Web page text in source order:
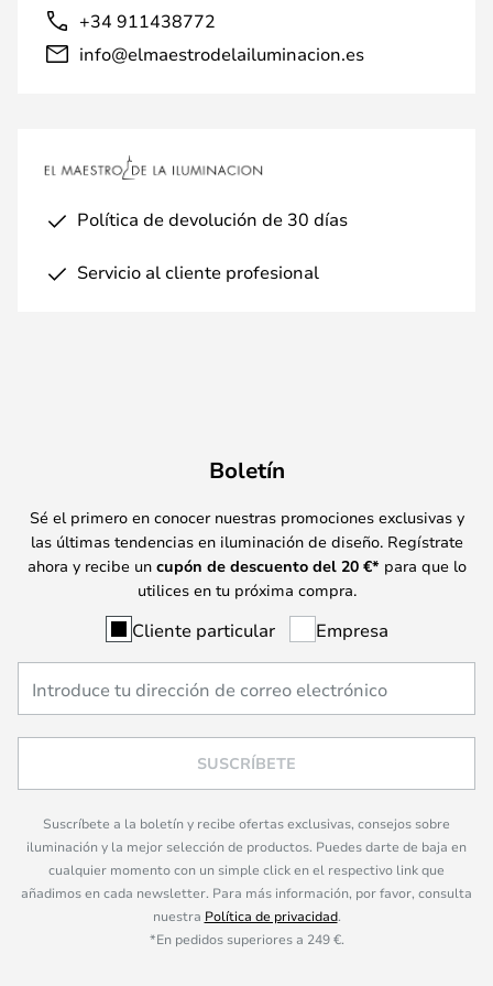
+34 911438772
info@elmaestrodelailuminacion.es
Política de devolución de 30 días
Servicio al cliente profesional
Boletín
Sé el primero en conocer nuestras promociones exclusivas y
las últimas tendencias en iluminación de diseño. Regístrate
ahora y recibe un cupón de descuento del 20 €* para que lo
utilices en tu próxima compra.
Cliente particular Empresa
SUSCRÍBETE
Suscríbete a la boletín y recibe ofertas exclusivas, consejos sobre
iluminación y la mejor selección de productos. Puedes darte de baja en
cualquier momento con un simple click en el respectivo link que
añadimos en cada newsletter. Para más información, por favor, consulta
nuestra Política de privacidad.
*En pedidos superiores a 249 €.